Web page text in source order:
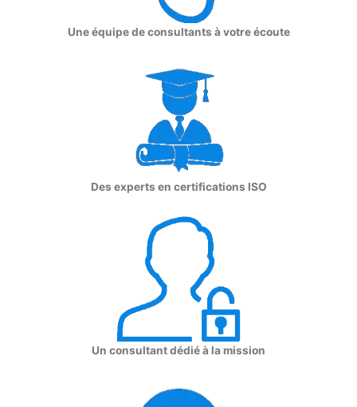
Une équipe de consultants à votre écoute
Des experts en certifications ISO
Un consultant dédié à la mission